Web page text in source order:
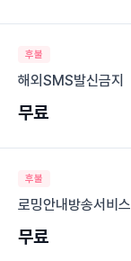
후불
해외SMS발신금지
무료
후불
로밍안내방송서비스
무료